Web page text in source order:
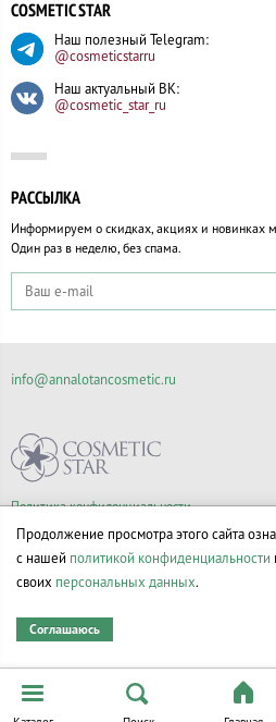
COSMETIC STAR
Наш полезный Telegram:
@cosmeticstarru
Наш актуальный ВК:
@cosmetic_star_ru
РАССЫЛКА
Информируем о скидках, акциях и новинках
Один раз в неделю, без спама.
Политика конфиденциальности
Правила продажи товаров
Согласие на обработку персональных данных
info@annalotancosmetic.ru
© Все права на товарные знаки принадлежат
Продолжение просмотра этого сайта
с нашей политикой конфиденциальности
своих персональных данных.
Соглашаюсь